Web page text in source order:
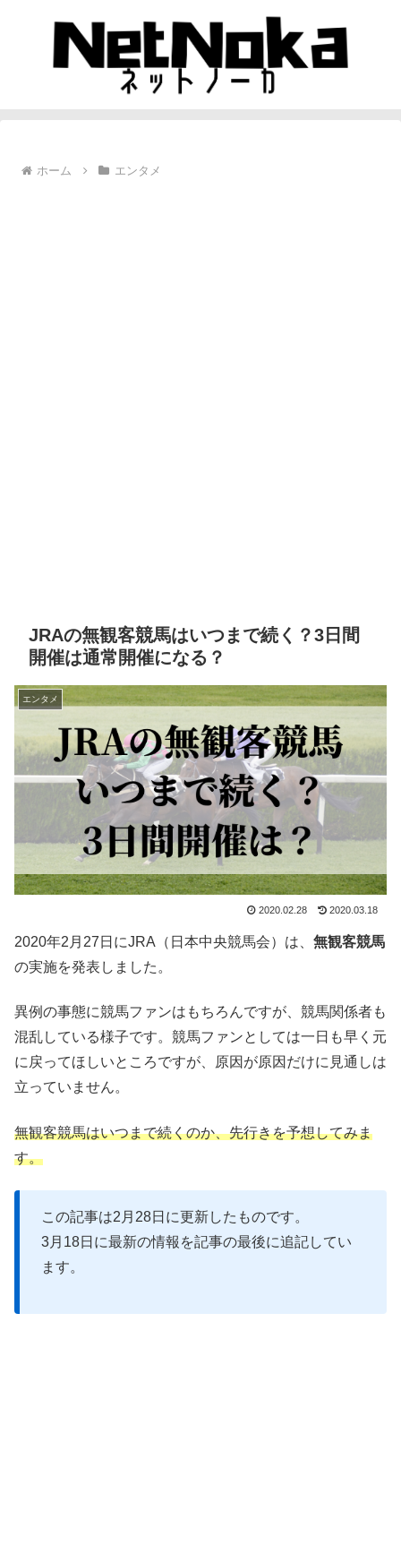
ホーム エンタメ
JRAの無観客競馬はいつまで続く？3日間
開催は通常開催になる？
エンタメ
2020.02.28 2020.03.18
2020年2月27日にJRA（日本中央競馬会）は、 無観客競馬
の実施を発表しました。
異例の事態に競馬ファンはもちろんですが、競馬関係者も
混乱している様子です。競馬ファンとしては一日も早く元
に戻ってほしいところですが、原因が原因だけに見通しは
立っていません。
無観客競馬はいつまで続くのか、先行きを予想してみま
す。
この記事は2月28日に更新したものです。
3月18日に最新の情報を記事の最後に追記してい
ます。